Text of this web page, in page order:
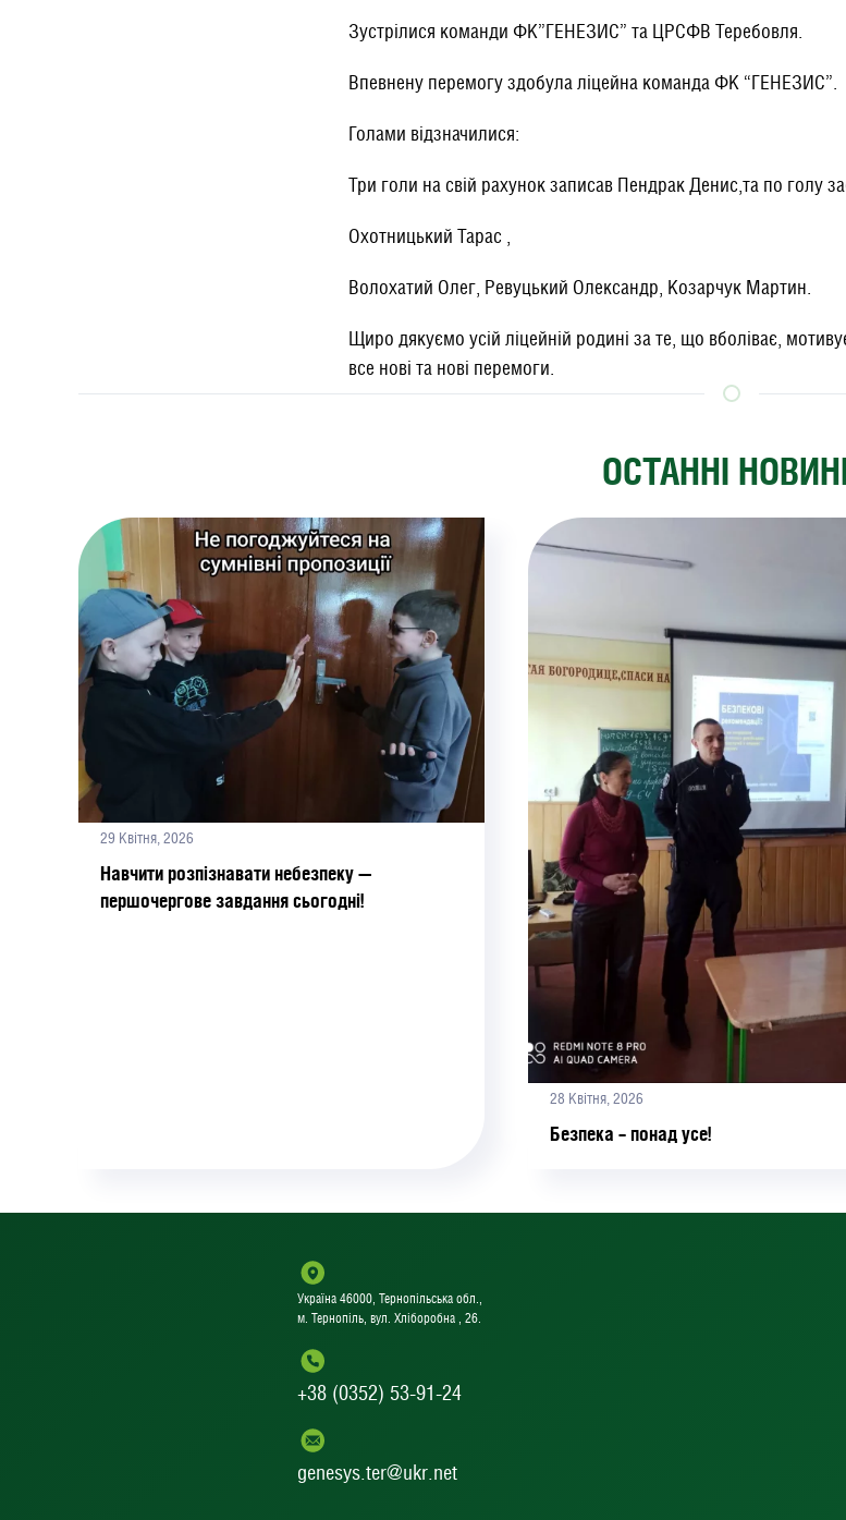
Зустрілися команди ФК”ГЕНЕЗИС” та ЦРСФВ Теребовля.
Впевнену перемогу здобула ліцейна команда ФК “ГЕНЕЗИС”.
Голами відзначилися:
Три голи на свій рахунок записав Пендрак Денис,та по голу
Охотницький Тарас ,
Волохатий Олег, Ревуцький Олександр, Козарчук Мартин.
Щиро дякуємо усій ліцейній родині за те, що вболіває,
все нові та нові перемоги.
ОСТАННІ
29 Квітня, 2026
Навчити розпізнавати небезпеку —
першочергове завдання сьогодні!
28 Квітня, 2026
Безпека – понад усе!
Україна 46000, Тернопільська обл.,
м. Тернопіль, вул. Хліборобна , 26.
+38 (0352) 53-91-24
genesys.ter@ukr.net